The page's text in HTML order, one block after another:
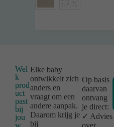
Wel
k
prod
uct
past
bij
jou
w
Elke baby
ontwikkelt zich
anders en
vraagt om een
andere aanpak.
Daarom krijg je
bij
Op basis
daarvan
ontvang
je direct:
✓ Advies
over